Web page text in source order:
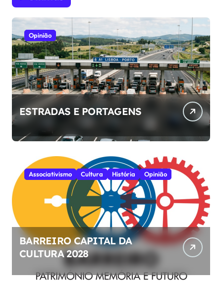
Opinião
ESTRADAS E PORTAGENS
Associativismo Cultura História Opinião
BARREIRO CAPITAL DA
CULTURA 2028